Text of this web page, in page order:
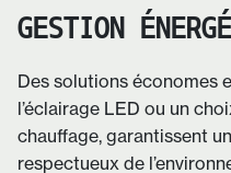
GESTION
Des solutions économes
l’éclairage LED ou un
chauffage, garantissent
respectueux de